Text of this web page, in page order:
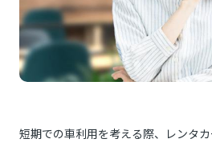
短期での車利用を考える際、レンタ